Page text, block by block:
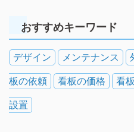
おすすめキーワード
デザイン メンテナンス
板の依頼 看板の価格 看
設置